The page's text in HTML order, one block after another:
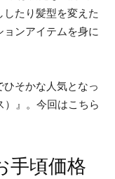
たり髪型を変えた
ョンアイテムを身に
そかな人気となっ
）』。今回はこちら
手頃価格